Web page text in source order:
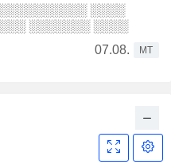
░░░░
░░░░░░░ ░░░░
07.08.
MT